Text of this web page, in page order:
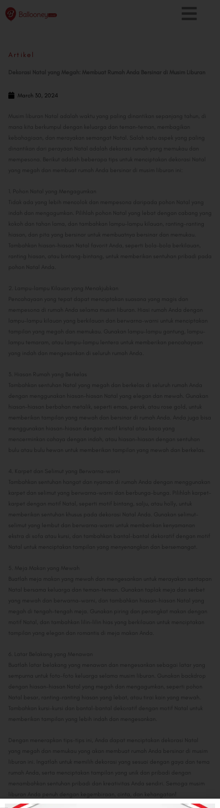
Artikel
Dekorasi Natal yang Megah: Membuat Rumah Anda Bersinar di Musim Liburan
March 30, 2024
Musim liburan Natal adalah waktu yang paling dinantikan sepanjang tahun, di
mana kita berkumpul dengan keluarga dan teman-teman, membagikan
kebahagiaan, dan merayakan semangat Natal. Salah satu aspek yang paling
dinantikan dari perayaan Natal adalah dekorasi rumah yang memukau dan
mempesona. Berikut adalah beberapa tips untuk menciptakan dekorasi Natal
yang megah dan membuat rumah Anda bersinar di musim liburan ini:
1. Pohon Natal yang Mengagumkan
Tidak ada yang lebih mencolok dan mempesona daripada pohon Natal yang
indah dan mengagumkan. Pilihlah pohon Natal yang lebat dengan cabang yang
kokoh dan tahan lama, dan tambahkan lampu-lampu kilauan, ranting-ranting
hiasan, dan pita yang bersinar untuk membuatnya bersinar dan memukau.
Tambahkan hiasan-hiasan Natal favorit Anda, seperti bola-bola berkilauan,
ranting hiasan, atau bintang-bintang, untuk memberikan sentuhan pribadi pada
pohon Natal Anda.
2. Lampu-lampu Kilauan yang Menakjubkan
Pencahayaan yang tepat dapat menciptakan suasana yang magis dan
mempesona di rumah Anda selama musim liburan. Hiasi rumah Anda dengan
lampu-lampu kilauan yang berkilauan dan berwarna-warni untuk menciptakan
tampilan yang megah dan memukau. Gunakan lampu-lampu gantung, lampu-
lampu temaram, atau lampu-lampu lentera untuk memberikan pencahayaan
yang indah dan mengesankan di seluruh rumah Anda.
3. Hiasan Rumah yang Berkelas
Tambahkan sentuhan Natal yang megah dan berkelas di seluruh rumah Anda
dengan menggunakan hiasan-hiasan Natal yang elegan dan mewah. Gunakan
hiasan-hiasan berbahan metalik, seperti emas, perak, atau rose gold, untuk
memberikan tampilan yang mewah dan bersinar di rumah Anda. Anda juga bisa
menggunakan hiasan-hiasan dengan motif kristal atau kaca yang
mencerminkan cahaya dengan indah, atau hiasan-hiasan dengan sentuhan
bulu atau bulu hewan untuk memberikan tampilan yang mewah dan berkelas.
4. Karpet dan Selimut yang Berwarna-warni
Tambahkan sentuhan hangat dan nyaman di rumah Anda dengan menggunakan
karpet dan selimut yang berwarna-warni dan berbunga-bunga. Pilihlah karpet-
karpet dengan motif Natal, seperti motif bintang, salju, atau holly, untuk
memberikan sentuhan khusus pada dekorasi Natal Anda. Gunakan selimut-
selimut yang lembut dan berwarna-warni untuk memberikan kenyamanan
ekstra di sofa atau kursi, dan tambahkan bantal-bantal dekoratif dengan motif
Natal untuk menciptakan tampilan yang menyenangkan dan bersemangat.
5. Meja Makan yang Mewah
Buatlah meja makan yang mewah dan mengesankan untuk merayakan santapan
Natal bersama keluarga dan teman-teman. Gunakan taplak meja dan serbet
yang mewah dan berwarna-warni, dan tambahkan hiasan-hiasan Natal yang
megah di tengah-tengah meja. Gunakan piring dan perangkat makan dengan
motif Natal, dan tambahkan lilin-lilin hias yang berkilauan untuk menciptakan
tampilan yang elegan dan romantis di meja makan Anda.
6. Latar Belakang yang Menawan
Buatlah latar belakang yang menawan dan mengesankan sebagai latar yang
sempurna untuk foto-foto keluarga selama musim liburan. Gunakan backdrop
dengan hiasan-hiasan Natal yang megah dan mengagumkan, seperti pohon
Natal besar, ranting-ranting hiasan yang lebat, atau tirai kain yang mewah.
Tambahkan kursi-kursi dan bantal-bantal dekoratif dengan motif Natal untuk
memberikan tampilan yang lebih indah dan mengesankan.
Dengan menerapkan tips-tips ini, Anda dapat menciptakan dekorasi Natal
yang megah dan memukau yang akan membuat rumah Anda bersinar di musim
liburan ini. Ingatlah untuk memilih dekorasi yang sesuai dengan gaya dan tema
rumah Anda, serta menciptakan tampilan yang unik dan pribadi dengan
menambahkan sentuhan pribadi dan kreativitas Anda sendiri. Semoga musim
liburan Anda penuh dengan kegembiraan, cinta, dan kehangatan!